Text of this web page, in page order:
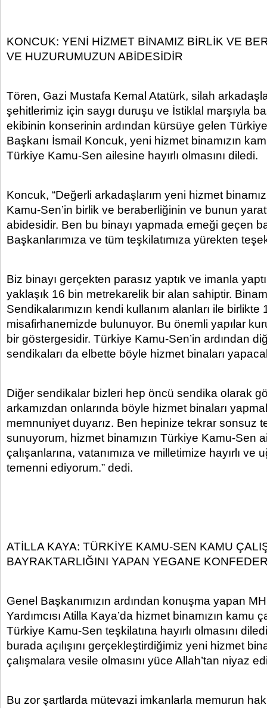
KONCUK: YENİ HİZMET BİNAMIZ BİRLİK VE
VE HUZURUMUZUN ABİDESİDİR
Tören, Gazi Mustafa Kemal Atatürk, silah
şehitlerimiz için saygı duruşu ve İstiklal marşıyla
ekibinin konserinin ardından kürsüye gelen
Başkanı İsmail Koncuk, yeni hizmet binamızın
Türkiye Kamu-Sen ailesine hayırlı olmasını diledi.
Koncuk, “Değerli arkadaşlarım yeni hizmet
Kamu-Sen’in birlik ve beraberliğinin ve bunun
abidesidir. Ben bu binayı yapmada emeği geçen
Başkanlarımıza ve tüm teşkilatımıza yürekten
Biz binayı gerçekten parasız yaptık ve imanla
yaklaşık 16 bin metrekarelik bir alan sahiptir.
Sendikalarımızın kendi kullanım alanları ile birlikte
misafirhanemizde bulunuyor. Bu önemli yapılar
bir göstergesidir. Türkiye Kamu-Sen’in ardından
sendikaları da elbette böyle hizmet binaları
Diğer sendikalar bizleri hep öncü sendika olarak
arkamızdan onlarında böyle hizmet binaları
memnuniyet duyarız. Ben hepinize tekrar sonsuz
sunuyorum, hizmet binamızın Türkiye Kamu-Sen
çalışanlarına, vatanımıza ve milletimize hayırlı ve
temenni ediyorum.” dedi.
ATİLLA KAYA: TÜRKİYE KAMU-SEN KAMU
BAYRAKTARLIĞINI YAPAN YEGANE
Genel Başkanımızın ardından konuşma yapan
Yardımcısı Atilla Kaya’da hizmet binamızın kamu
Türkiye Kamu-Sen teşkilatına hayırlı olmasını
burada açılışını gerçekleştirdiğimiz yeni hizmet
çalışmalara vesile olmasını yüce Allah’tan niyaz
Bu zor şartlarda mütevazi imkanlarla memurun hak